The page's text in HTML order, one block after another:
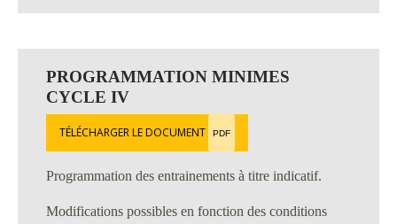
PROGRAMMATION MINIMES
CYCLE IV
TÉLÉCHARGER LE DOCUMENT PDF
Programmation des entrainements à titre indicatif.
Modifications possibles en fonction des conditions